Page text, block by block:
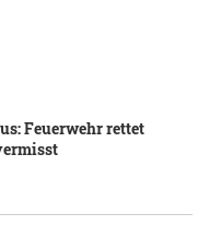
Feuerwehr rettet